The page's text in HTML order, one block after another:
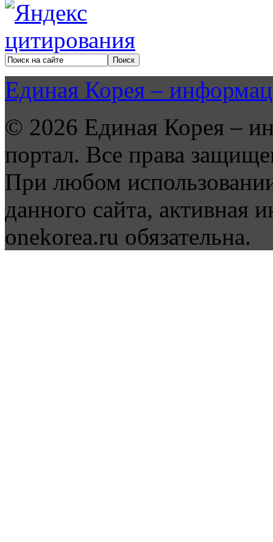
Единая Корея –
© 2026 Единая Корея –
портал. Все права
При любом
данного сайта, активная
onekorea.ru обязательна.